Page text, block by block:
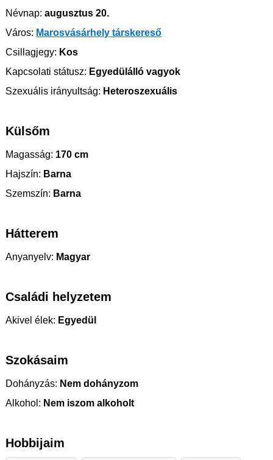
Névnap: augusztus 20.
Város: Marosvásárhely társkereső
Csillagjegy: Kos
Kapcsolati státusz: Egyedülálló vagyok
Szexuális irányultság: Heteroszexuális
Külsőm
Magasság: 170 cm
Hajszín: Barna
Szemszín: Barna
Hátterem
Anyanyelv: Magyar
Családi helyzetem
Akivel élek: Egyedül
Szokásaim
Dohányzás: Nem dohányzom
Alkohol: Nem iszom alkoholt
Hobbijaim